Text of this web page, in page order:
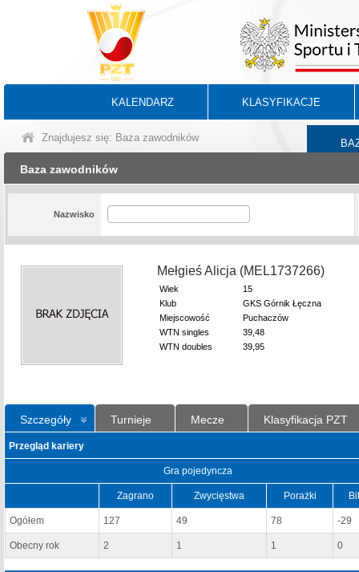
KALENDARZ KLASYFIKACJE
Znajdujesz się: Baza zawodników
Baza zawodników
Nazwisko
Mełgieś Alicja (MEL1737266)
Wiek
15
Klub
GKS Górnik Łęczna
Miejscowość
Puchaczów
WTN singles
39,48
WTN doubles
39,95
Szczegóły Turnieje Mecze Klasyfikacja PZT
Przegląd kariery
Gra pojedyncza
Zagrano Zwycięstwa Porażki
Ogółem 127 49 78 -29
Obecny rok 2 1 1 0